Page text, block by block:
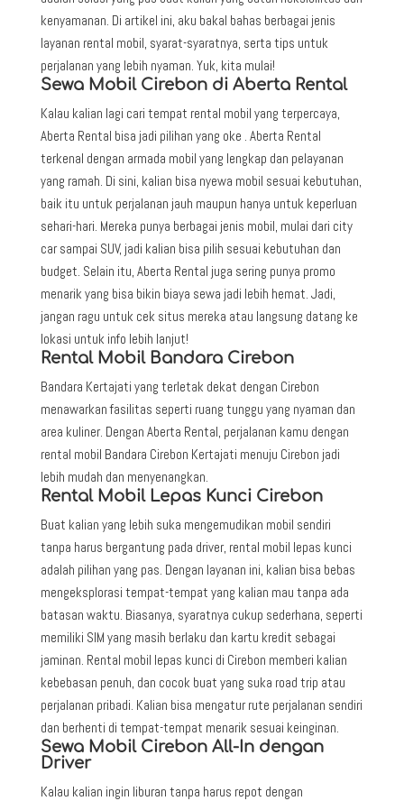
kenyamanan. Di artikel ini, aku bakal bahas berbagai jenis
layanan rental mobil, syarat-syaratnya, serta tips untuk
perjalanan yang lebih nyaman. Yuk, kita mulai!
Sewa Mobil Cirebon di Aberta Rental
Kalau kalian lagi cari tempat rental mobil yang terpercaya,
Aberta Rental bisa jadi pilihan yang oke . Aberta Rental
terkenal dengan armada mobil yang lengkap dan pelayanan
yang ramah. Di sini, kalian bisa nyewa mobil sesuai kebutuhan,
baik itu untuk perjalanan jauh maupun hanya untuk keperluan
sehari-hari. Mereka punya berbagai jenis mobil, mulai dari city
car sampai SUV, jadi kalian bisa pilih sesuai kebutuhan dan
budget. Selain itu, Aberta Rental juga sering punya promo
menarik yang bisa bikin biaya sewa jadi lebih hemat. Jadi,
jangan ragu untuk cek situs mereka atau langsung datang ke
lokasi untuk info lebih lanjut!
Rental Mobil Bandara Cirebon
Bandara Kertajati yang terletak dekat dengan Cirebon
menawarkan fasilitas seperti ruang tunggu yang nyaman dan
area kuliner. Dengan Aberta Rental, perjalanan kamu dengan
rental mobil Bandara Cirebon Kertajati menuju Cirebon jadi
lebih mudah dan menyenangkan.
Rental Mobil Lepas Kunci Cirebon
Buat kalian yang lebih suka mengemudikan mobil sendiri
tanpa harus bergantung pada driver, rental mobil lepas kunci
adalah pilihan yang pas. Dengan layanan ini, kalian bisa bebas
mengeksplorasi tempat-tempat yang kalian mau tanpa ada
batasan waktu. Biasanya, syaratnya cukup sederhana, seperti
memiliki SIM yang masih berlaku dan kartu kredit sebagai
jaminan. Rental mobil lepas kunci di Cirebon memberi kalian
kebebasan penuh, dan cocok buat yang suka road trip atau
perjalanan pribadi. Kalian bisa mengatur rute perjalanan sendiri
dan berhenti di tempat-tempat menarik sesuai keinginan.
Sewa Mobil Cirebon All-In dengan
Driver
Kalau kalian ingin liburan tanpa harus repot dengan